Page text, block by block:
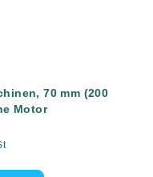
70 mm (200
Motor